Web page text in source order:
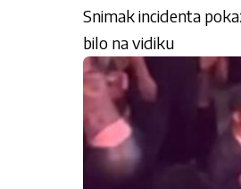
Snimak incidenta
bilo na vidiku